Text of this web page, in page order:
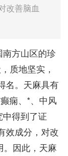
改善脑血
南方山区的珍
质地坚实，
名。天麻具有
痫、*、中风
得到了证
效成分，对改
。因此，天麻